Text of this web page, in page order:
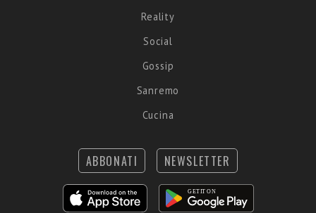
Reality
Social
Gossip
Sanremo
Cucina
ABBONATI NEWSLETTER